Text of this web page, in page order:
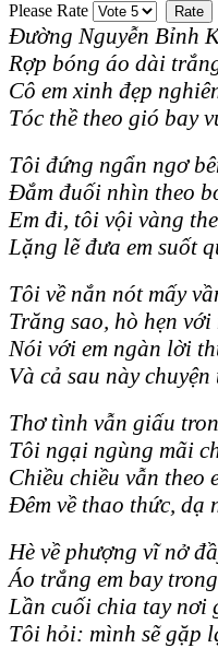
Please Rate
Đường Nguyễn Bỉnh
Rợp bóng áo dài
Cô em xinh đẹp
Tóc thề theo gió bay
Tôi đứng ngẩn ngơ
Đắm đuối nhìn theo
Em đi, tôi vội vàng
Lặng lẽ đưa em suốt
Tôi về nắn nót mấy
Trăng sao, hò hẹn
Nói với em ngàn lời
Và cả sau này chuyện
Thơ tình vẫn giấu
Tôi ngại ngùng mãi
Chiều chiều vẫn theo
Đêm về thao thức, dạ
Hè về phượng vĩ nở
Áo trắng em bay
Lần cuối chia tay nơi
Tôi hỏi: mình sẽ gặp